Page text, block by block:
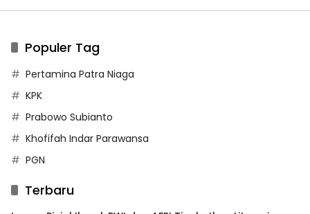
Populer Tag
Pertamina Patra Niaga
KPK
Prabowo Subianto
Khofifah Indar Parawansa
PGN
Terbaru